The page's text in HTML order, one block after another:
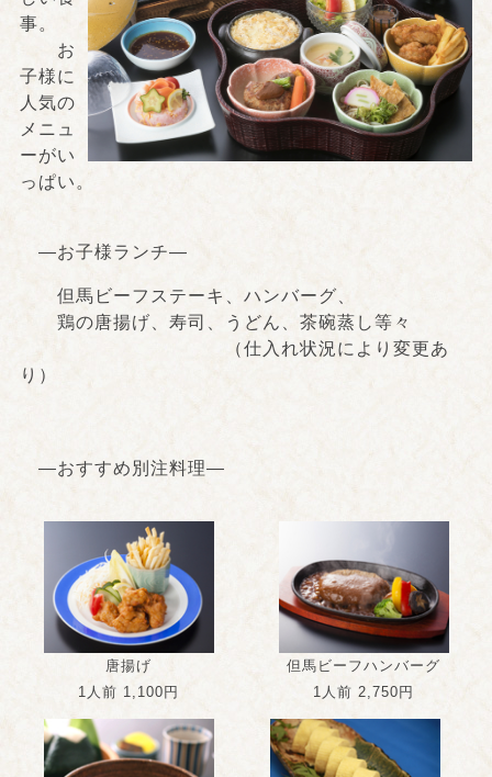
事。
お
子様に
人気の
メニュ
ーがい
っぱい。
―お子様ランチ―
但馬ビーフステーキ、ハンバーグ、
鶏の唐揚げ、寿司、うどん、茶碗蒸し等々
（仕入れ状況により変更あ
り）
―おすすめ別注料理―
唐揚げ
1人前 1,100円
但馬ビーフハンバーグ
1人前 2,750円